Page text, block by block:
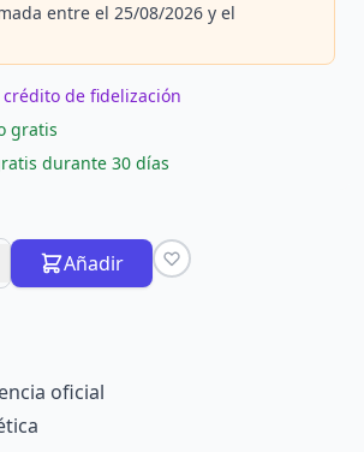
entre el 25/08/2026 y el
crédito de fidelización
gratis
durante 30 días
Añadir
oficial